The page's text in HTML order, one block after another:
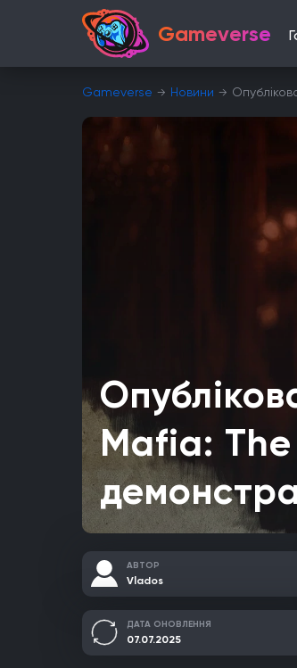
Gameverse
Gameverse Новини
Mafia:
АВТОР
Vlados
ДАТА ОНОВЛЕННЯ
07.07.2025